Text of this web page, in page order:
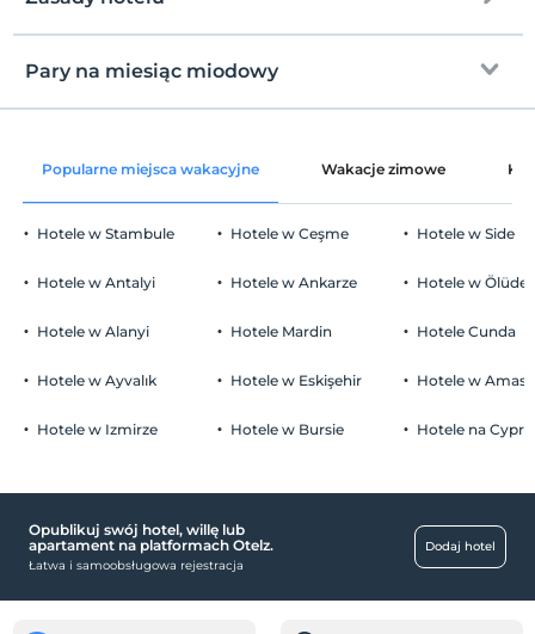
wolny wifi
parking (poza obiektem)
Okazja na wynos
Usługi recepcji
Całodobowa recepcja
Zameldować się
Po 12:00
Wymeldować się
Zwierzęta
Dzieci)
roku życia
Pary na miesiąc miodowy
Śniadanie do pokoju pewnego ranka
Popularne miejsca wakacyjne Wakacje zimowe
Hotele w Stambule
Hotele w Antalyi
Hotele w Alanyi
Hotele w Ayvalık
Hotele w Izmirze
Hotele w Ceşme
Hotele w Ankarze
Hotele Mardin
Hotele w Eskişehir
Hotele w Bursie
Hotele w Side
Hotele w
Hotele Cunda
Hotele w
Hotele na
Opublikuj swój hotel, willę lub
apartament na platformach Otelz.
Łatwa i samoobsługowa rejestracja
Dodaj hotel